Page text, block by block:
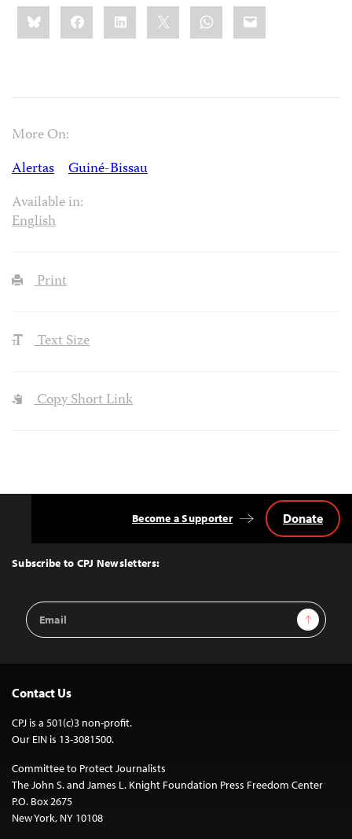
Share
this:BlueskyFacebookLinkedIn WhatsApp
Email
More On:
Alertas
Guiné-Bissau
Available in:
English
Print
Text Size
Copy Short Link
Top
Subscribe to CPJ Newsletters:
Email
Address
Sign Up
Become a Supporter Donate
Contact Us
CPJ is a 501(c)3 non-profit.
Our EIN is 13-3081500.
Committee to Protect Journalists
The John S. and James L. Knight Foundation Press Freedom Center
P.O. Box 2675
New York, NY 10108